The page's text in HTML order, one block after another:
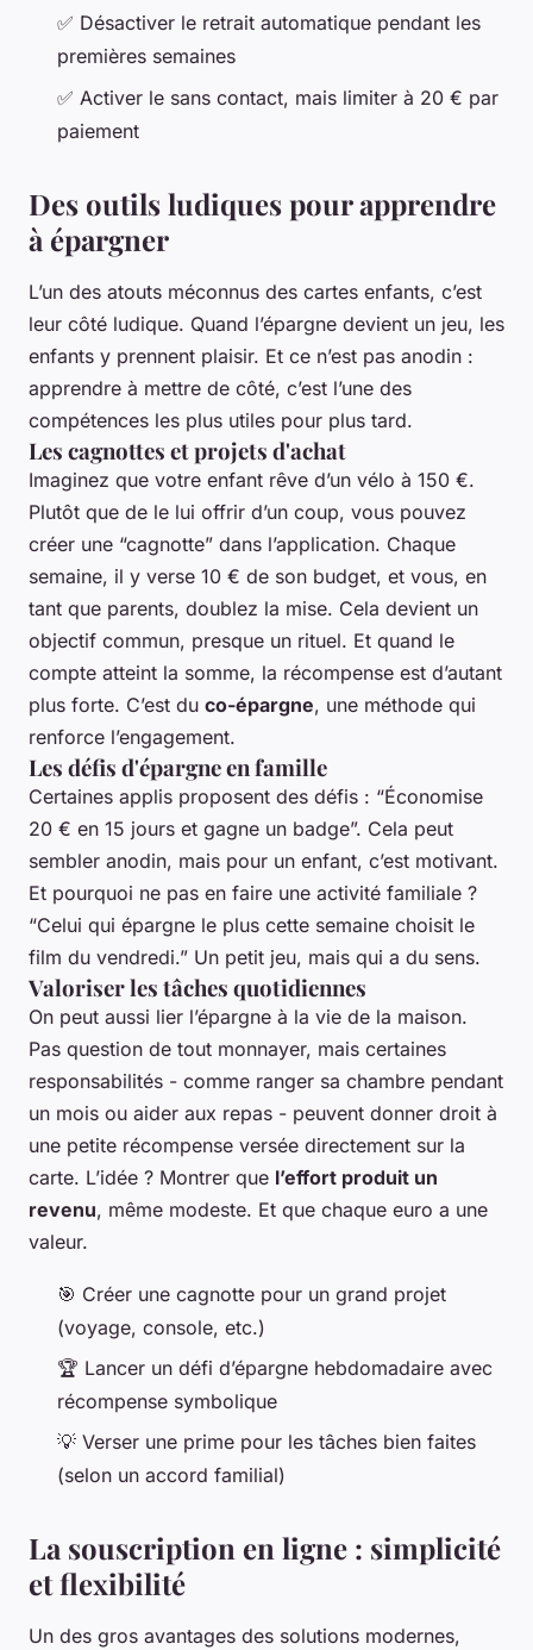
✅ Désactiver le retrait automatique pendant les
premières semaines
✅ Activer le sans contact, mais limiter à 20 € par
paiement
Des outils ludiques pour apprendre
à épargner
L’un des atouts méconnus des cartes enfants, c’est
leur côté ludique. Quand l’épargne devient un jeu, les
enfants y prennent plaisir. Et ce n’est pas anodin :
apprendre à mettre de côté, c’est l’une des
compétences les plus utiles pour plus tard.
Les cagnottes et projets d'achat
Imaginez que votre enfant rêve d’un vélo à 150 €.
Plutôt que de le lui offrir d’un coup, vous pouvez
créer une “cagnotte” dans l’application. Chaque
semaine, il y verse 10 € de son budget, et vous, en
tant que parents, doublez la mise. Cela devient un
objectif commun, presque un rituel. Et quand le
compte atteint la somme, la récompense est d’autant
plus forte. C’est du co-épargne, une méthode qui
renforce l’engagement.
Les défis d'épargne en famille
Certaines applis proposent des défis : “Économise
20 € en 15 jours et gagne un badge”. Cela peut
sembler anodin, mais pour un enfant, c’est motivant.
Et pourquoi ne pas en faire une activité familiale ?
“Celui qui épargne le plus cette semaine choisit le
film du vendredi.” Un petit jeu, mais qui a du sens.
Valoriser les tâches quotidiennes
On peut aussi lier l’épargne à la vie de la maison.
Pas question de tout monnayer, mais certaines
responsabilités - comme ranger sa chambre pendant
un mois ou aider aux repas - peuvent donner droit à
une petite récompense versée directement sur la
carte. L’idée ? Montrer que l’effort produit un
revenu, même modeste. Et que chaque euro a une
valeur.
🎯 Créer une cagnotte pour un grand projet
(voyage, console, etc.)
🏆 Lancer un défi d’épargne hebdomadaire avec
récompense symbolique
💡 Verser une prime pour les tâches bien faites
(selon un accord familial)
La souscription en ligne : simplicité
et flexibilité
Un des gros avantages des solutions modernes,